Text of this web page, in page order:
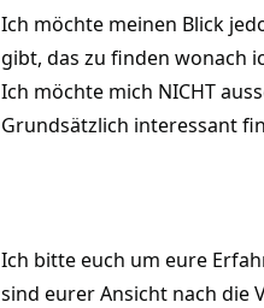
Ich möchte meinen Blick
gibt, das zu finden wonach
Ich möchte mich NICHT
Grundsätzlich interessant
Ich bitte euch um eure
sind eurer Ansicht nach die